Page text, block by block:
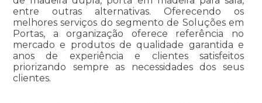
entre outras alternativas. Oferecendo os
melhores serviços do segmento de Soluções em
Portas, a organização oferece referência no
mercado e produtos de qualidade garantida e
anos de experiência e clientes satisfeitos
priorizando sempre as necessidades dos seus
clientes.